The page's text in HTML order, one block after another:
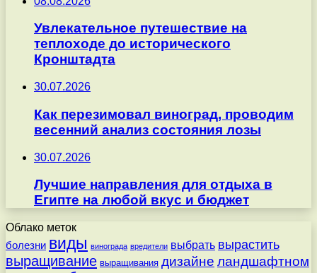
Увлекательное путешествие на
теплоходе до исторического
Кронштадта
30.07.2026
Как перезимовал виноград, проводим
весенний анализ состояния лозы
30.07.2026
Лучшие направления для отдыха в
Египте на любой вкус и бюджет
Облако меток
болезни виды винограда вредители выбрать вырастить
выращивание выращивания дизайне ландшафтном